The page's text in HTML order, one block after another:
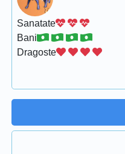
Sanatate
Bani
Dragoste